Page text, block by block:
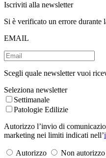
Iscriviti alla newsletter
Si è verificato un errore durante
EMAIL
Scegli quale newsletter vuoi
Seleziona newsletter
Settimanale
Patologie Edilizie
Autorizzo l’invio di
marketing nei limiti indicati nell’
Autorizzo
Non autorizzo